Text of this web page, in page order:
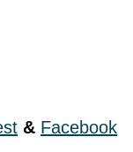
& Facebook